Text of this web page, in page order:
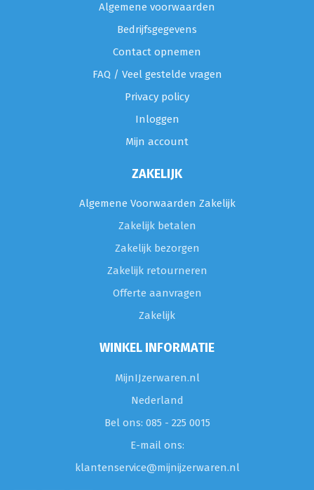
Algemene voorwaarden
Bedrijfsgegevens
Contact opnemen
FAQ / Veel gestelde vragen
Privacy policy
Inloggen
Mijn account
ZAKELIJK
Algemene Voorwaarden Zakelijk
Zakelijk betalen
Zakelijk bezorgen
Zakelijk retourneren
Offerte aanvragen
Zakelijk
WINKEL INFORMATIE
MijnIJzerwaren.nl
Nederland
Bel ons: 085 - 225 0015
E-mail ons:
klantenservice@mijnijzerwaren.nl